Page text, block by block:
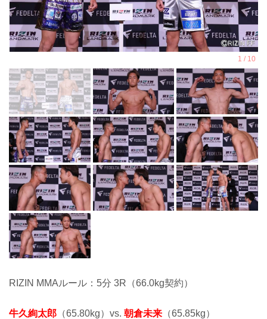
RIZIN MMAルール：5分 3R（66.0kg契約）
牛久絢太郎 （65.80kg）vs. 朝倉未来 （65.85kg）